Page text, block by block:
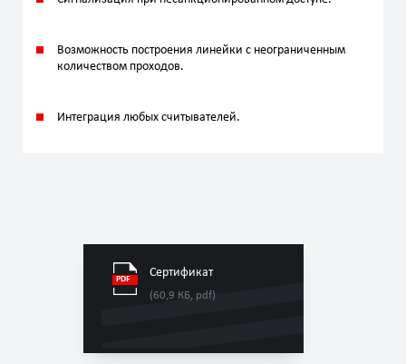
Сертификат
(60,9 КБ, pdf)
Возможность построения линейки с неограниченным
количеством проходов.
Интеграция любых считывателей.